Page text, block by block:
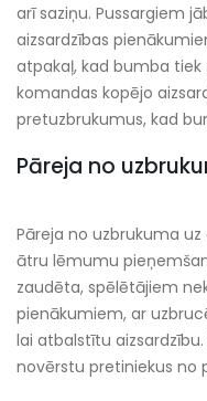
arī saziņu. Pussargiem
aizsardzības
atpakaļ, kad bumba
komandas kopējo
pretuzbrukumus, kad
Pāreja no
Pāreja no uzbrukuma
ātru lēmumu
zaudēta, spēlētājiem
pienākumiem, ar
lai atbalstītu
novērstu pretiniekus no